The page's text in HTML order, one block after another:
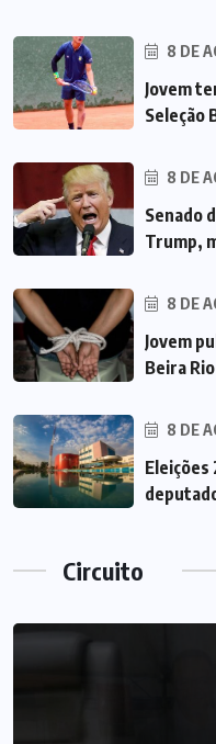
8 DE
Jovem
Seleção
8 DE
Senado
Trump,
8 DE
Jovem
Beira
8 DE
Eleições
Circuito